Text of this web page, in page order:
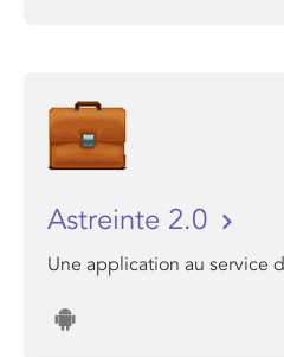
Astreinte 2.0
Une application au service